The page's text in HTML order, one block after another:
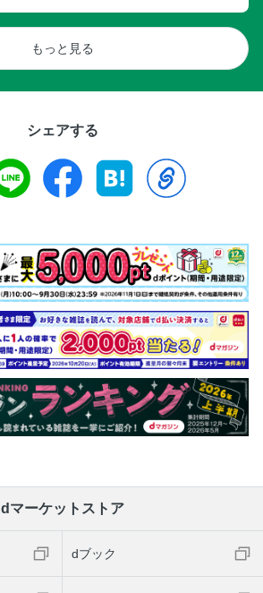
もっと見る
シェアする
dマーケットストア
dブック